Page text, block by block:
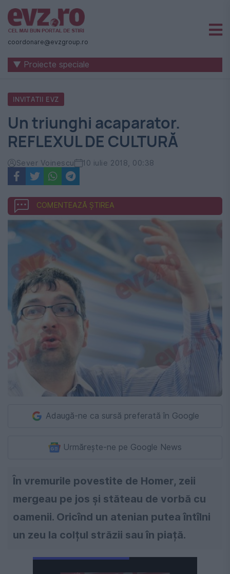
Știri
naționale
internaționale
România
-
Evenimentul
Zilei
coordonare@evzgroup.ro
▼ Proiecte speciale
INVITATII EVZ
Un triunghi acaparator.
REFLEXUL DE CULTURĂ
Sever Voinescu 10 iulie 2018, 00:38
COMENTEAZĂ ȘTIREA
Adaugă-ne ca sursă preferată în Google
Urmărește-ne pe Google News
În vremurile povestite de Homer, zeii
mergeau pe jos și stăteau de vorbă cu
oamenii. Oricînd un atenian putea întîlni
un zeu la colțul străzii sau în piață.